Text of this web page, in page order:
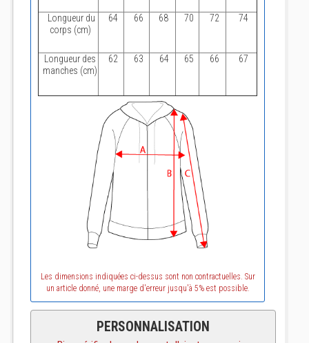
Longueur du
corps (cm)
64 66 68 70 72 74
Longueur des
manches (cm)
62 63 64 65 66 67
Les dimensions indiquées ci-dessus sont non contractuelles. Sur
un article donné, une marge d'erreur jusqu'à 5% est possible.
PERSONNALISATION